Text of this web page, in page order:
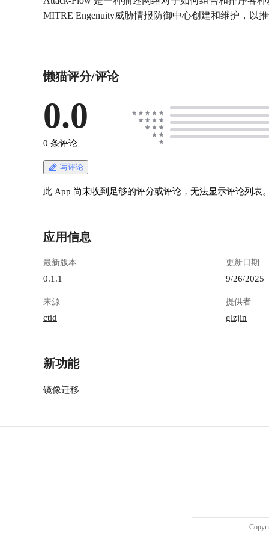
MITRE Engenuity威胁情报防御中心创建和维护，以
懒猫评分/评论
0.0
0 条评论
写评论
此 App 尚未收到足够的评分或评论，无法显示评论列表
应用信息
最新版本
0.1.1
更新日期
9/26/2025
来源
ctid
提供者
glzjin
新功能
镜像迁移